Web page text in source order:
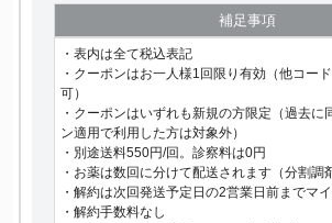
補足事項
・表内は全て税込表記
・クーポンはお一人様1回限り有効（他コー
可）
・クーポンはいずれも新規の方限定（過去に
ン適用で利用した方は対象外）
・別途送料550円/回。診察料は0円
・お薬は数回に分けて配送されます（分割調
・解約は次回発送予定日の2営業日前までマ
・解約手数料なし